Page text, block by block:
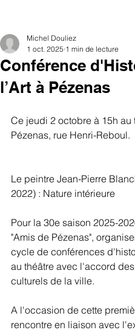
Conférence
l’Art à Pézenas
Michel Douliez
1 oct. 2025 1 min de lecture
Ce jeudi 2 octobre à 15h au
Pézenas, rue Henri-Reboul.
Le peintre Jean-Pierre
2022) : Nature
Pour la 30e saison 2025-
"Amis de Pézenas",
cycle de conférences
au théâtre avec l'accord
culturels de la ville.
A l'occasion de cette
rencontre en liaison avec